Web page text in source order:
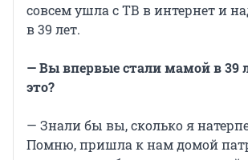
совсем ушла с ТВ в интернет и
в 39 лет.
— Вы впервые стали мамой в 39
это?
— Знали бы вы, сколько я
Помню, пришла к нам домой